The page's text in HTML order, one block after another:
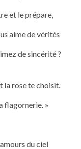
et le prépare,
aime de vérités
de sincérité ?
la rose te choisit.
flagornerie. »
du ciel